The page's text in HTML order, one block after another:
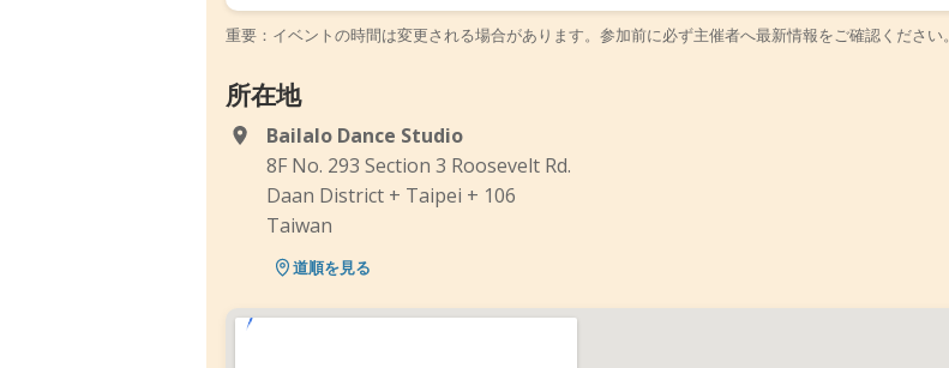
重要：イベントの時間は変更される場合があります。参加前に必ず主催者へ最新情報をご確認ください。
所在地
Bailalo Dance Studio
8F No. 293 Section 3 Roosevelt Rd.
Daan District + Taipei + 106
Taiwan
道順を見る